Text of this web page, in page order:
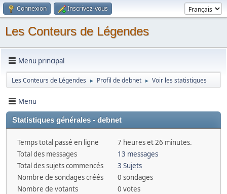
Connexion Inscrivez-vous
Les Conteurs de Légendes
Menu principal
Les Conteurs de Légendes ► Profil de debnet ► Voir les statistiques
Menu
Statistiques générales - debnet
Temps total passé en ligne
7 heures et 26 minutes.
Total des messages
13 messages
Total des sujets commencés
3 Sujets
Nombre de sondages créés
0 sondages
Nombre de votants
0 votes